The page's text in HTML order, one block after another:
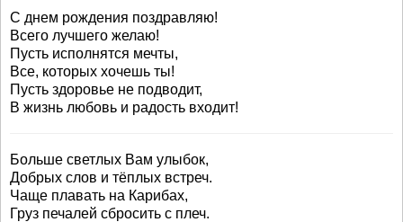
С днем рождения поздравляю!
Всего лучшего желаю!
Пусть исполнятся мечты,
Все, которых хочешь ты!
Пусть здоровье не подводит,
В жизнь любовь и радость входит!
Больше светлых Вам улыбок,
Добрых слов и тёплых встреч.
Чаще плавать на Карибах,
Груз печалей сбросить с плеч.